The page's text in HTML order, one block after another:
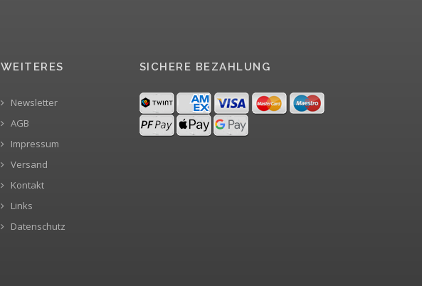
WEITERES
Newsletter
AGB
Impressum
Versand
Kontakt
Links
Datenschutz
SICHERE BEZAHLUNG